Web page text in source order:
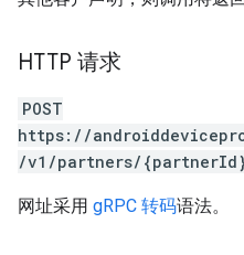
HTTP 请求
POST
https://
/v1/partners/
网址采用 gRPC 转码语法。